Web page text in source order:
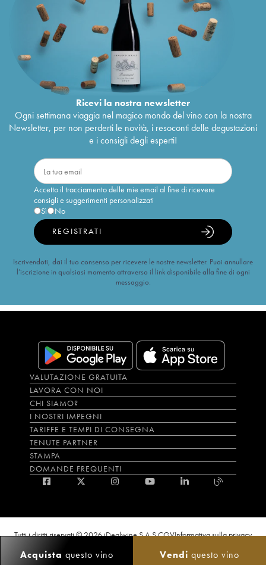
Acquista questo vino Vendi questo vino
Ricevi la nostra newsletter
Ogni settimana viaggia nel magico mondo del vino con la nostra
Newsletter, per non perderti le novità, i resoconti delle degustazioni
e i consigli degli esperti!
Accetto il tracciamento delle mie email al fine di ricevere
consigli e suggerimenti personalizzati
Sì
No
REGISTRATI
Iscrivendoti, dai il tuo consenso per ricevere le nostre newsletter. Puoi annullare
l’iscrizione in qualsiasi momento attraverso il link disponibile alla fine di ogni
messaggio.
VALUTAZIONE GRATUITA
LAVORA CON NOI
CHI SIAMO?
I NOSTRI IMPEGNI
TARIFFE E TEMPI DI CONSEGNA
TENUTE PARTNER
STAMPA
DOMANDE FREQUENTI
Tutti i diritti riservati © 2026 iDealwine S.A.S.CGVInformativa sulla privacy
sito e dei servizi annessi è riservato solo agli utenti maggiorenni.